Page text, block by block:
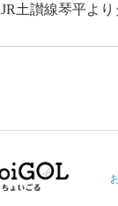
JR土讃線琴平よ